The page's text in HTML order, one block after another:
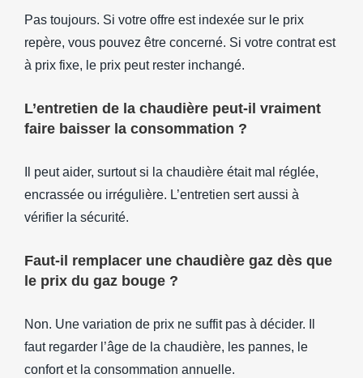
Pas toujours. Si votre offre est indexée sur le prix
repère, vous pouvez être concerné. Si votre contrat est
à prix fixe, le prix peut rester inchangé.
L’entretien de la chaudière peut-il vraiment
faire baisser la consommation ?
Il peut aider, surtout si la chaudière était mal réglée,
encrassée ou irrégulière. L’entretien sert aussi à
vérifier la sécurité.
Faut-il remplacer une chaudière gaz dès que
le prix du gaz bouge ?
Non. Une variation de prix ne suffit pas à décider. Il
faut regarder l’âge de la chaudière, les pannes, le
confort et la consommation annuelle.